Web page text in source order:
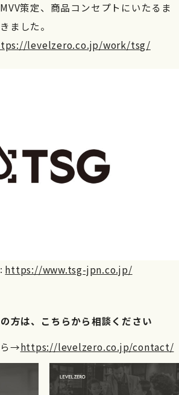
策定、商品コンセプトにいたるま
ました。
levelzero.co.jp/work/tsg/
https://www.tsg-jpn.co.jp/
方は、こちらから相談ください
ら→https://levelzero.co.jp/contact/